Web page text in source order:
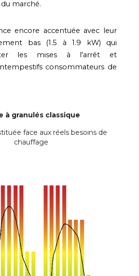
marché.
encore accentuée avec leur
bas (1.5 à 1.9 kW) qui
les mises à l'arrêt et
consommateurs de
à granulés classique
face aux réels besoins de
chauffage